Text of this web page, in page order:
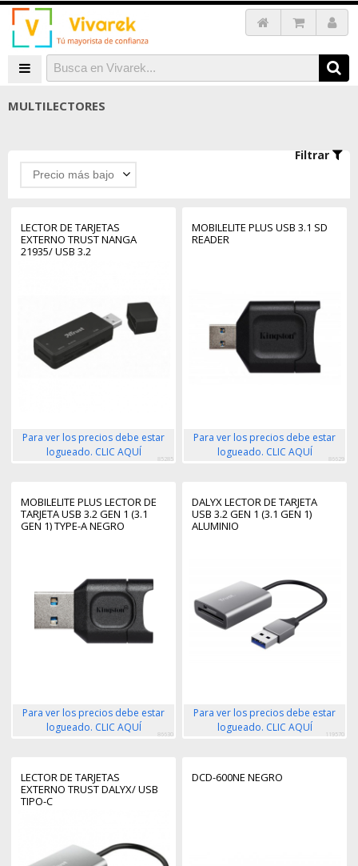
MULTILECTORES
Filtrar
Precio más bajo
LECTOR DE TARJETAS
EXTERNO TRUST NANGA
21935/ USB 3.2
Para ver los precios debe estar
logueado. CLIC AQUÍ
85285
MOBILELITE PLUS USB 3.1 SD
READER
Para ver los precios debe estar
logueado. CLIC AQUÍ
86629
MOBILELITE PLUS LECTOR DE
TARJETA USB 3.2 GEN 1 (3.1
GEN 1) TYPE-A NEGRO
Para ver los precios debe estar
logueado. CLIC AQUÍ
86630
DALYX LECTOR DE TARJETA
USB 3.2 GEN 1 (3.1 GEN 1)
ALUMINIO
Para ver los precios debe estar
logueado. CLIC AQUÍ
119570
LECTOR DE TARJETAS
EXTERNO TRUST DALYX/ USB
TIPO-C
DCD-600NE NEGRO